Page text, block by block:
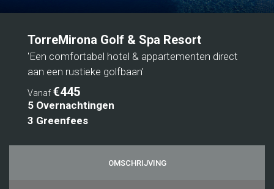
TorreMirona Golf & Spa Resort
'Een comfortabel hotel & appartementen direct
aan een rustieke golfbaan'
Vanaf €445
5 Overnachtingen
3 Greenfees
OMSCHRIJVING